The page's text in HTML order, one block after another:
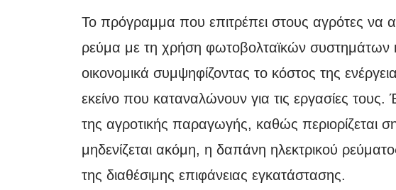
Το πρόγραμμα που επιτρέπει στους αγρότες να
ρεύμα με τη χρήση φωτοβολταϊκών συστημάτων
οικονομικά συμψηφίζοντας το κόστος της
εκείνο που καταναλώνουν για τις εργασίες τους.
της αγροτικής παραγωγής, καθώς περιορίζεται
μηδενίζεται ακόμη, η δαπάνη ηλεκτρικού
της διαθέσιμης επιφάνειας εγκατάστασης.